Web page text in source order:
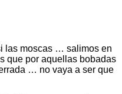
las moscas … salimos en
que por aquellas bobadas
… no vaya a ser que